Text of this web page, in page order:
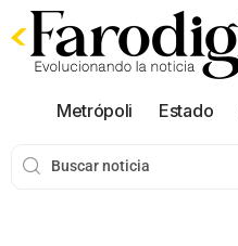
Metrópoli Estado